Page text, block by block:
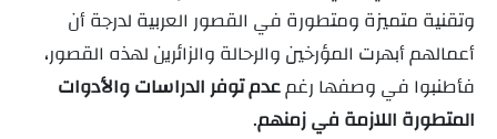
وتقنية متميزة ومتطورة في القصور العربية لدرجة أن
أعمالهم أبهرت المؤرخين والرحالة والزائرين لهذه القصور،
فأطنبوا في وصفها رغمعدم توفر الدراسات والأدوات
المتطورة اللازمة في زمنهم.